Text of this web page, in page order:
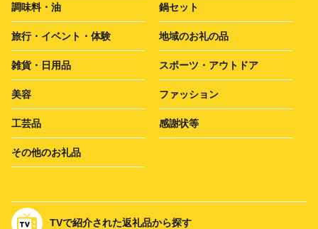
調味料・油 鍋セット
旅行・イベント・体験 地域のお礼の品
雑貨・日用品 スポーツ・アウトドア
美容 ファッション
工芸品 感謝状等
その他のお礼品
TVで紹介された返礼品から探す